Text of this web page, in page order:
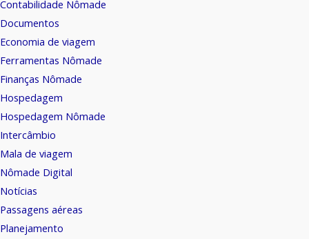
Contabilidade Nômade
Documentos
Economia de viagem
Ferramentas Nômade
Finanças Nômade
Hospedagem
Hospedagem Nômade
Intercâmbio
Mala de viagem
Nômade Digital
Notícias
Passagens aéreas
Planejamento